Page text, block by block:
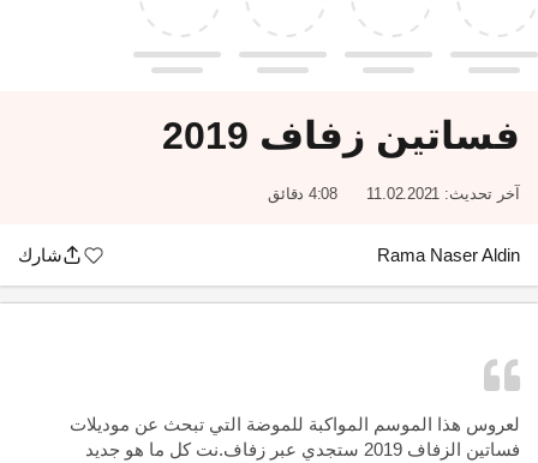
فساتين زفاف 2019
آخر تحديث: 4:08 دقائق
Rama Naser Aldin شارك
لعروس هذا الموسم المواكبة للموضة التي تبحث عن موديلات
فساتين الزفاف 2019 ستجدي عبر زفاف.نت كل ما هو جديد